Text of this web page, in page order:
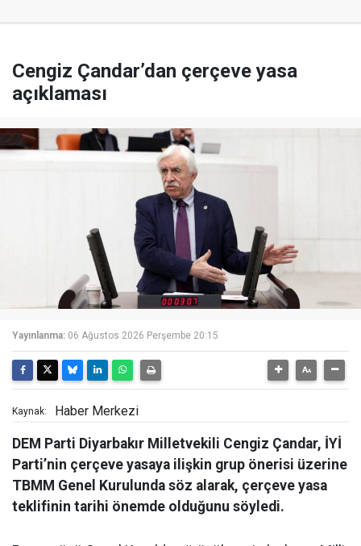
Cengiz Çandar’dan çerçeve yasa
açıklaması
Yayınlanma: 06 Ağustos 2026 Perşembe 20:15
Kaynak: Haber Merkezi
DEM Parti Diyarbakır Milletvekili Cengiz Çandar, İYİ
Parti’nin çerçeve yasaya ilişkin grup önerisi üzerine
TBMM Genel Kurulunda söz alarak, çerçeve yasa
teklifinin tarihi önemde olduğunu söyledi.